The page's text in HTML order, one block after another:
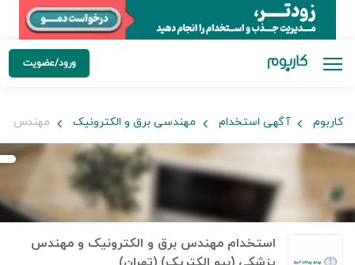
ورود/عضویت
کاربوم آگهی استخدام مهندسی برق و الکترونیک مهندس
استخدام مهندس برق و الکترونیک و مهندس